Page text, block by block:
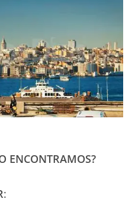
ENCONTRAMOS?
: